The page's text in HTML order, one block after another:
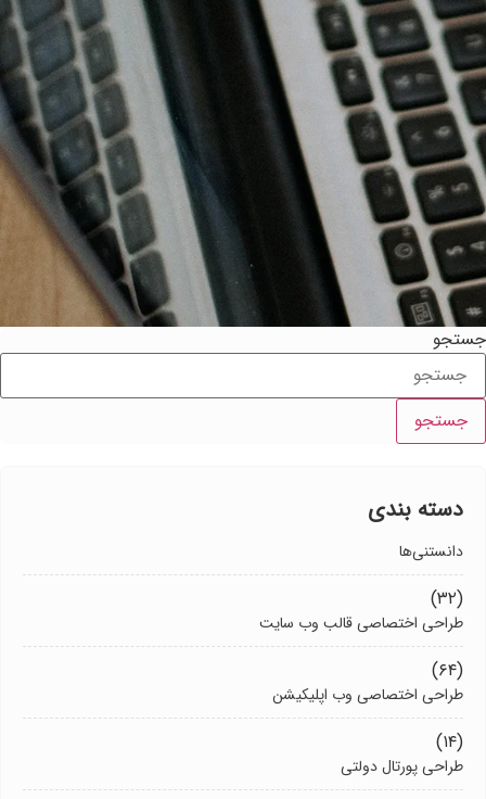
جستجو
جستجو
دسته بندی
دانستنی‌ها
(۳۲)
طراحی اختصاصی قالب وب سایت
(۶۴)
طراحی اختصاصی وب اپلیکیشن
(۱۴)
طراحی پورتال دولتی